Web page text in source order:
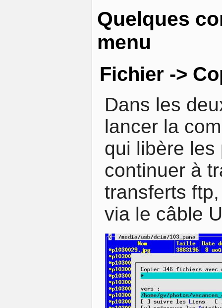
Quelques
menu
Fichier ->
Dans les
lancer la
qui libère les
continuer à
transferts
via le câble